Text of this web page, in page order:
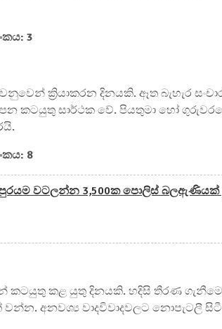
3
ක්‍රියාකරන දිනයකි. ඈත බැහැර
කටයුතු සාර්ථක වේ. පියතුමා හෝ
8
වටලන්න 3,500ක පොලිස් බලඇණියක්
කටයුතු කළ යුතු දිනයකි. හදිසි තීරණ
වන්න. අනවශ්‍ය වාදවිවාදවලට නොපැටලී